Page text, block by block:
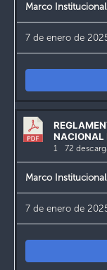
Marco Institucional
7 de enero de
NACIONAL
1 72
Marco Institucional
7 de enero de